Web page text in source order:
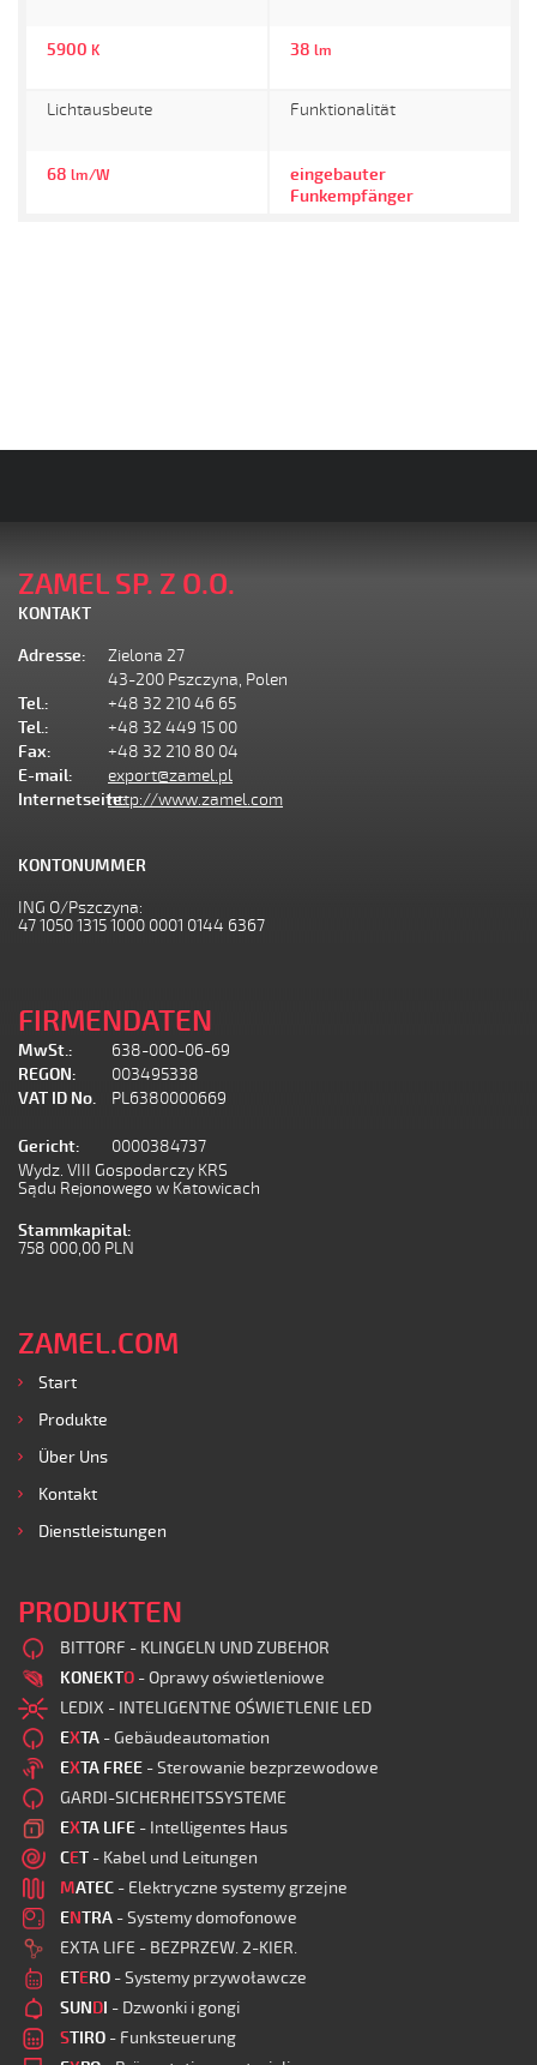
5900 K 38 lm
Lichtausbeute
68 lm/W
Funktionalität
eingebauter
Funkempfänger
ZAMEL SP. Z O.O.
KONTAKT
Adresse:
Zielona 27
43-200 Pszczyna, Polen
Tel.:
+48 32 210 46 65
Tel.:
+48 32 449 15 00
Fax:
+48 32 210 80 04
E-mail:
export@zamel.pl
Internetseite:http://www.zamel.com
KONTONUMMER
ING O/Pszczyna:
47 1050 1315 1000 0001 0144 6367
FIRMENDATEN
MwSt.:
638-000-06-69
REGON:
003495338
VAT ID No.
PL6380000669
Gericht:
0000384737
Wydz. VIII Gospodarczy KRS
Sądu Rejonowego w Katowicach
Stammkapital:
758 000,00 PLN
ZAMEL.COM
Start
Produkte
Über Uns
Kontakt
Dienstleistungen
PRODUKTEN
BITTORF - KLINGELN UND ZUBEHOR
KONEKTO - Oprawy oświetleniowe
LEDIX - INTELIGENTNE OŚWIETLENIE LED
EXTA - Gebäudeautomation
EXTA FREE - Sterowanie bezprzewodowe
GARDI-SICHERHEITSSYSTEME
EXTA LIFE - Intelligentes Haus
CET - Kabel und Leitungen
MATEC - Elektryczne systemy grzejne
ENTRA - Systemy domofonowe
EXTA LIFE - BEZPRZEW. 2-KIER.
ETERO - Systemy przywoławcze
SUNDI - Dzwonki i gongi
STIRO - Funksteuerung